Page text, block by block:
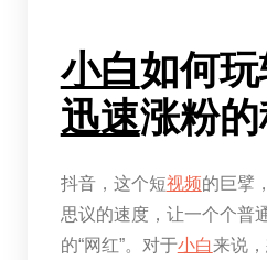
小白如何玩
迅速涨粉的
抖音，这个短视频的巨擘
思议的速度，让一个个普
的“网红”。对于小白来说